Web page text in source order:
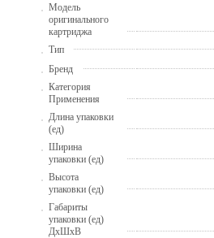
Модель
оригинального
картриджа
Тип
Бренд
Категория
Применения
Длина упаковки
(ед)
Ширина
упаковки (ед)
Высота
упаковки (ед)
Габариты
упаковки (ед)
ДхШхВ